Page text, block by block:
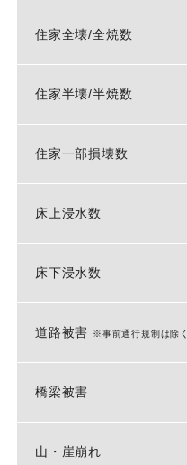
住家全壊/全焼数
住家半壊/半焼数
住家一部損壊数
床上浸水数
床下浸水数
道路被害 ※事前通行規制は除く
橋梁被害
山・崖崩れ